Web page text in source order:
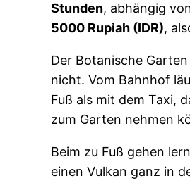
Stunden, abhängig
5000 Rupiah (IDR),
Der Botanische
nicht. Vom Bahnhof
Fuß als mit dem Taxi,
zum Garten nehmen
Beim zu Fuß gehen
einen Vulkan ganz in